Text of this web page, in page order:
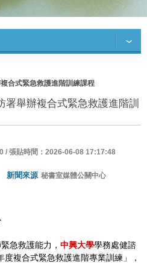
合式緊急救護進階訓練課程
署舉辦複合式緊急救護進階訓
/ 張貼時間：2026-06-08 17:17:48
新聞來源 秘書室媒體公關中心
急救護能力， 中興大學學務處健諮
複合式緊急救護進階專業訓練」，